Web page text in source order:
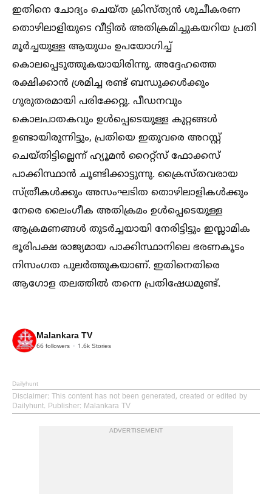
ഇതിനെ ചോദ്യം ചെയ്ത ക്രിസ്ത്യന്‍ ശുചീകരണ
തൊഴിലാളിയുടെ വീട്ടില്‍ അതിക്രമിച്ചുകയറിയ പ്രതി
മൂർച്ചയുള്ള ആയുധം ഉപയോഗിച്ച്‌
കൊലപ്പെടുത്തുകയായിരിന്നു. അദ്ദേഹത്തെ
രക്ഷിക്കാൻ ശ്രമിച്ച രണ്ട് ബന്ധുക്കള്‍ക്കും
ഗുരുതരമായി പരിക്കേറ്റു. പീഡനവും
കൊലപാതകവും ഉള്‍പ്പെടെയുള്ള കുറ്റങ്ങള്‍
ഉണ്ടായിരുന്നിട്ടും, പ്രതിയെ ഇതുവരെ അറസ്റ്റ്
ചെയ്തിട്ടില്ലെന്ന് ഹ്യൂമൻ റൈറ്റ്സ് ഫോക്കസ്
പാക്കിസ്ഥാൻ ചൂണ്ടിക്കാട്ടുന്നു. ക്രൈസ്തവരായ
സ്ത്രീകള്‍ക്കും അസംഘടിത തൊഴിലാളികള്‍ക്കും
നേരെ ലൈംഗീക അതിക്രമം ഉള്‍പ്പെടെയുള്ള
ആക്രമണങ്ങള്‍ തുടര്‍ച്ചയായി നേരിട്ടിട്ടും ഇസ്ലാമിക
ഭൂരിപക്ഷ രാജ്യമായ പാക്കിസ്ഥാനിലെ ഭരണകൂടം
നിസംഗത പുലര്‍ത്തുകയാണ്. ഇതിനെതിരെ
ആഗോള തലത്തില്‍ തന്നെ പ്രതിഷേധമുണ്ട്.
Malankara TV
66 followers 1.6k Stories
Dailyhunt
Disclaimer: This content has not been generated, created or edited by
Dailyhunt. Publisher: Malankara TV
ADVERTISEMENT